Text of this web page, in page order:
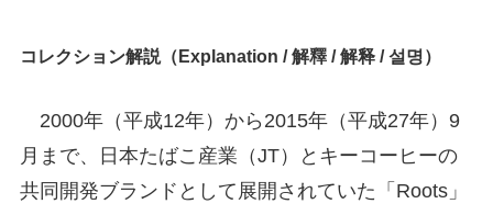
コレクション解説（Explanation / 解釋 / 解释 / 설명）
2000年（平成12年）から2015年（平成27年）9
月まで、日本たばこ産業（JT）とキーコーヒーの
共同開発ブランドとして展開されていた「Roots」